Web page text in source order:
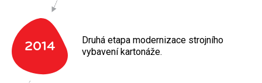
2014
Druhá etapa modernizace strojního
vybavení kartonáže.